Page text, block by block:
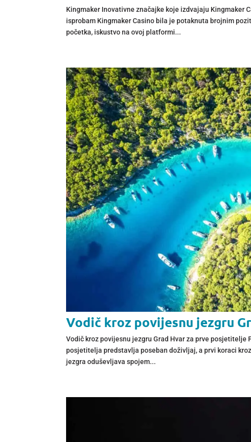
Kingmaker Inovativne značajke koje izdvajaju Kingmaker
isprobam Kingmaker Casino bila je potaknuta brojnim
početka, iskustvo na ovoj platformi...
Vodič kroz povijesnu jezgru
Vodič kroz povijesnu jezgru Grad Hvar za prve posjetitelje
posjetitelja predstavlja poseban doživljaj, a prvi koraci
jezgra oduševljava spojem...